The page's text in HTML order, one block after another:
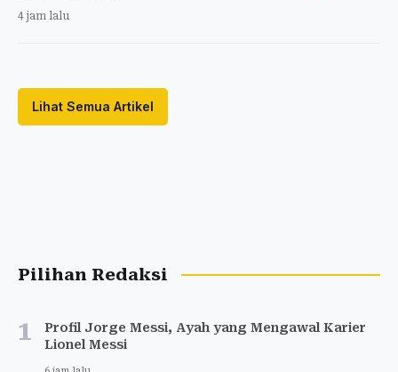
4 jam lalu
Lihat Semua Artikel
Pilihan Redaksi
1
Profil Jorge Messi, Ayah yang Mengawal Karier
Lionel Messi